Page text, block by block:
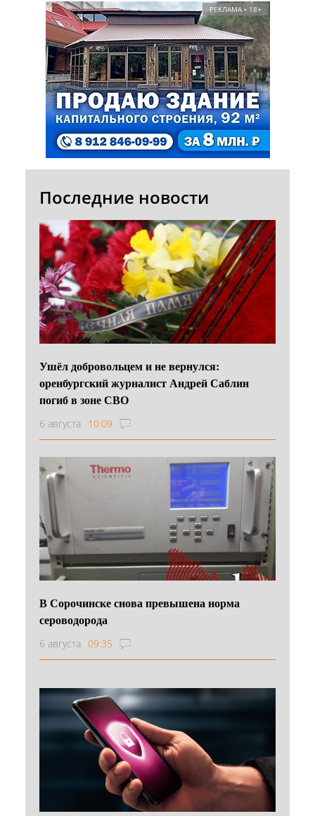
РЕКЛАМА • 18+
Последние новости
Ушёл добровольцем и не вернулся:
оренбургский журналист Андрей Саблин
погиб в зоне СВО
6 августа 10:09
В Сорочинске снова превышена норма
сероводорода
6 августа 09:35